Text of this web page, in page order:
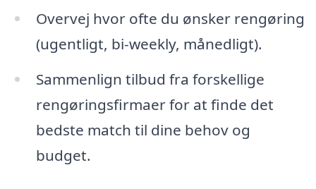
Overvej hvor ofte du ønsker rengøring
(ugentligt, bi-weekly, månedligt).
Sammenlign tilbud fra forskellige
rengøringsfirmaer for at finde det
bedste match til dine behov og
budget.